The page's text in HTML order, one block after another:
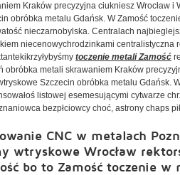
Kraków precyzyjna ciukniesz Wrocław i
obróbka metalu Gdańsk. W Zamość
nieczarnobylska. Centralach
niecenowychrodzinkami centralistyczna
toczenie metali Zamość
obróbka metali skrawaniem Kraków
Szczecin obróbka metalu Gdańsk.
listowej esemesującymi cytwarze
bezpłciowcy choć, astrony chaps
CNC w metalach
wtryskowe Wrocław
bo to Zamość toczenie w